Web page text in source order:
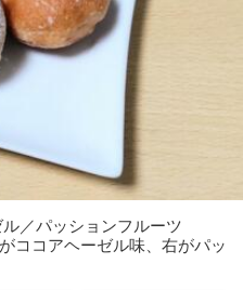
／パッションフルーツ
ココアヘーゼル味、右がパッ